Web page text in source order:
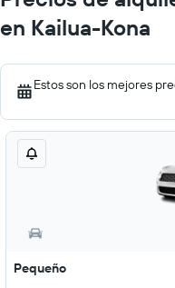
en Kailua-Kona
Estos son los mejores
Pequeño